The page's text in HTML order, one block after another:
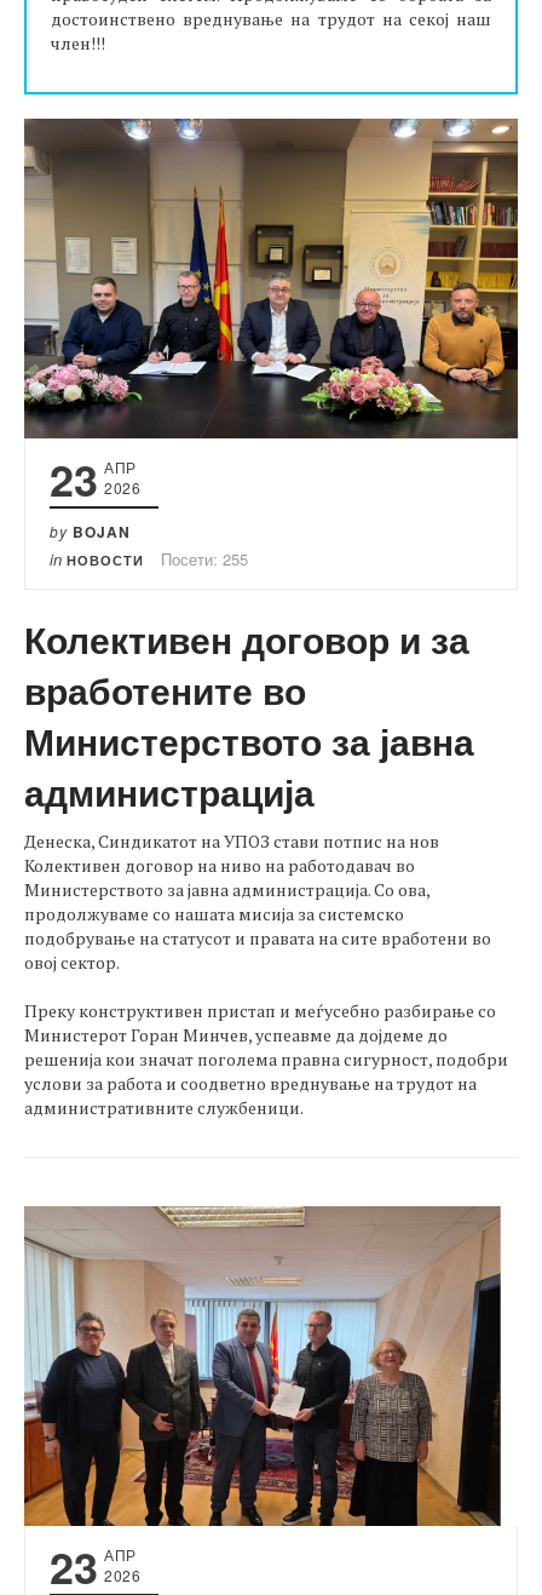
достоинствено вреднување на трудот на секој наш
член!!!
23 АПР
2026
by BOJAN
in НОВОСТИ Посети: 255
Колективен договор и за
вработените во
Министерството за јавна
администрација
​Денеска, Синдикатот на УПОЗ стави потпис на нов
Колективен договор на ниво на работодавач во
Министерството за јавна администрација. Со ова,
продолжуваме со нашата мисија за системско
подобрување на статусот и правата на сите вработени во
овој сектор.
Преку конструктивен пристап и меѓусебно разбирање со
Министерот Горан Минчев, успеавме да дојдеме до
решенија кои значат поголема правна сигурност, подобри
услови за работа и соодветно вреднување на трудот на
административните службеници.
23 АПР
2026